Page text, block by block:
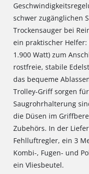
schwer zugänglichen
Trockensauger bei
ein praktischer Helfer:
1.900 Watt) zum
rostfreie, stabile
das bequeme
Trolley-Griff sorgen
Saugrohrhalterung
die Düsen im
Zubehörs. In der
Fehlluftregler, ein 3
Kombi-, Fugen- und
ein Vliesbeutel.